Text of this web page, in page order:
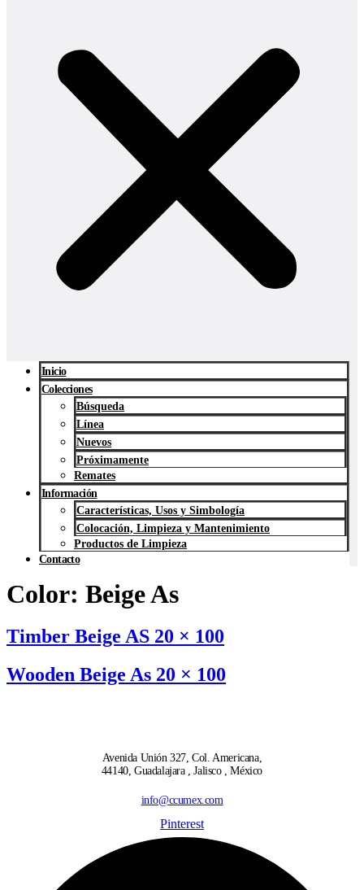
Inicio
Colecciones
Búsqueda
Línea
Nuevos
Próximamente
Remates
Información
Características, Usos y Simbología
Colocación, Limpieza y Mantenimiento
Productos de Limpieza
Contacto
Color: Beige As
Timber Beige AS 20 × 100
Wooden Beige As 20 × 100
Avenida Unión 327, Col. Americana,
44140, Guadalajara , Jalisco , México
info@ccumex.com
Pinterest